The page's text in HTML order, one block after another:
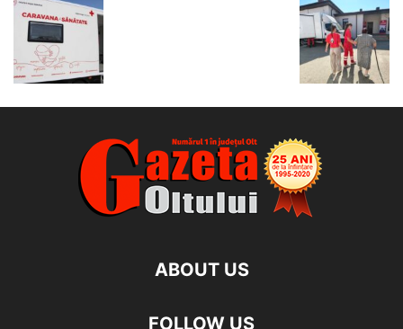
ABOUT US
FOLLOW US